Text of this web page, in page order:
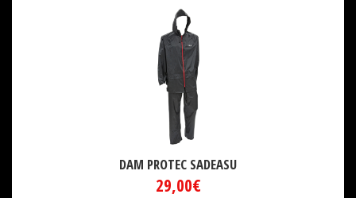
DAM PROTEC SADEASU
29,00€